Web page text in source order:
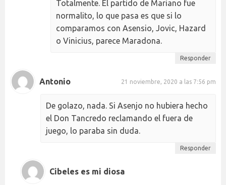
Totalmente. El partido de Mariano fue
normalito, lo que pasa es que si lo
comparamos con Asensio, Jovic, Hazard
o Vinicius, parece Maradona.
Responder
Antonio 21 noviembre, 2020 a las 7:56 pm
De golazo, nada. Si Asenjo no hubiera hecho
el Don Tancredo reclamando el fuera de
juego, lo paraba sin duda.
Responder
Cibeles es mi diosa